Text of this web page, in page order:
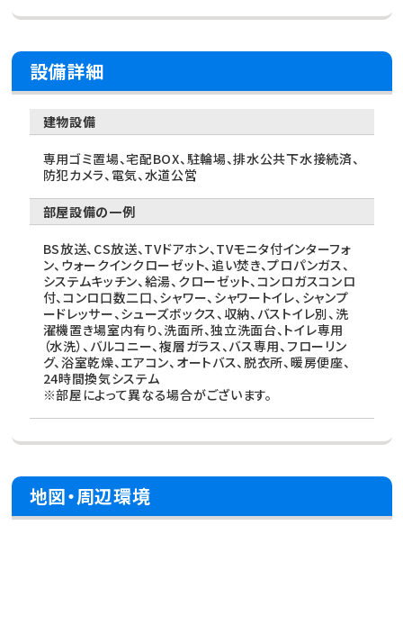
設備詳細
建物設備
専用ゴミ置場、宅配BOX、駐輪場、排水公共下水接続済、
防犯カメラ、電気、水道公営
部屋設備の一例
BS放送、CS放送、TVドアホン、TVモニタ付インターフォ
ン、ウォークインクローゼット、追い焚き、プロパンガス、
システムキッチン、給湯、クローゼット、コンロガスコンロ
付、コンロ口数二口、シャワー、シャワートイレ、シャンプ
ードレッサー、シューズボックス、収納、バストイレ別、洗
濯機置き場室内有り、洗面所、独立洗面台、トイレ専用
（水洗）、バルコニー、複層ガラス、バス専用、フローリン
グ、浴室乾燥、エアコン、オートバス、脱衣所、暖房便座、
24時間換気システム
※部屋によって異なる場合がございます。
地図・周辺環境